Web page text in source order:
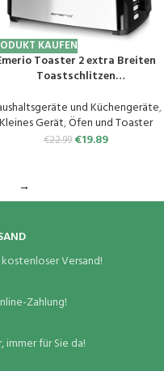
KAUFEN
Toaster 2 extra Breiten
Toastschlitzen
e
Aufta
uen/Wiedererwärmen,7
tz,750W,TO-123924,Schwarz
und Küchengeräte,
Kleines Gerät,Öfen und Toaster
€22.99 €19.89
→
Versand!
Zahlung!
immer für Sie da!